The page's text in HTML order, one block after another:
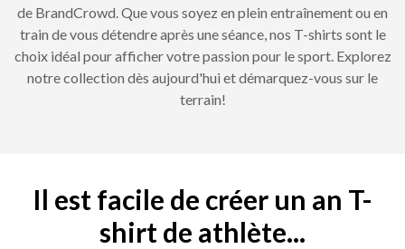
de BrandCrowd. Que vous soyez en plein entraînement ou en
train de vous détendre après une séance, nos T-shirts sont le
choix idéal pour afficher votre passion pour le sport. Explorez
notre collection dès aujourd'hui et démarquez-vous sur le
terrain!
Il est facile de créer un an T-
shirt de athlète...